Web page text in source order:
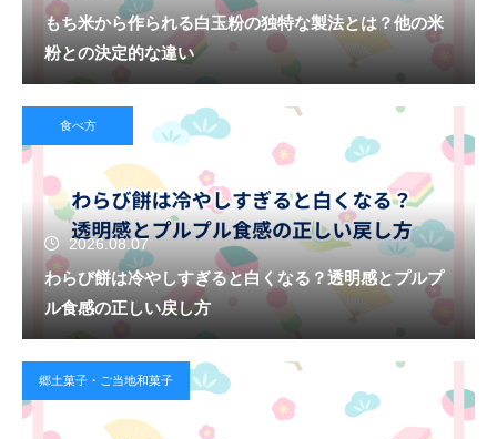
もち米から作られる白玉粉の独特な製法とは？他の米
粉との決定的な違い
食べ方
2026.08.07
わらび餅は冷やしすぎると白くなる？透明感とプルプ
ル食感の正しい戻し方
郷土菓子・ご当地和菓子